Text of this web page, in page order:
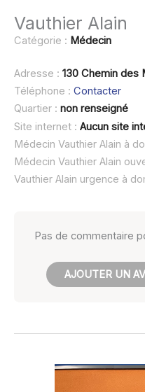
Vauthier Alain
Catégorie : Médecin
Adresse : 130 Chemin des
Téléphone : Contacter
Quartier : non renseigné
Site internet : Aucun site
Médecin Vauthier Alain à
Médecin Vauthier Alain
Vauthier Alain urgence à
Pas de commentaire
AJOUTER UN